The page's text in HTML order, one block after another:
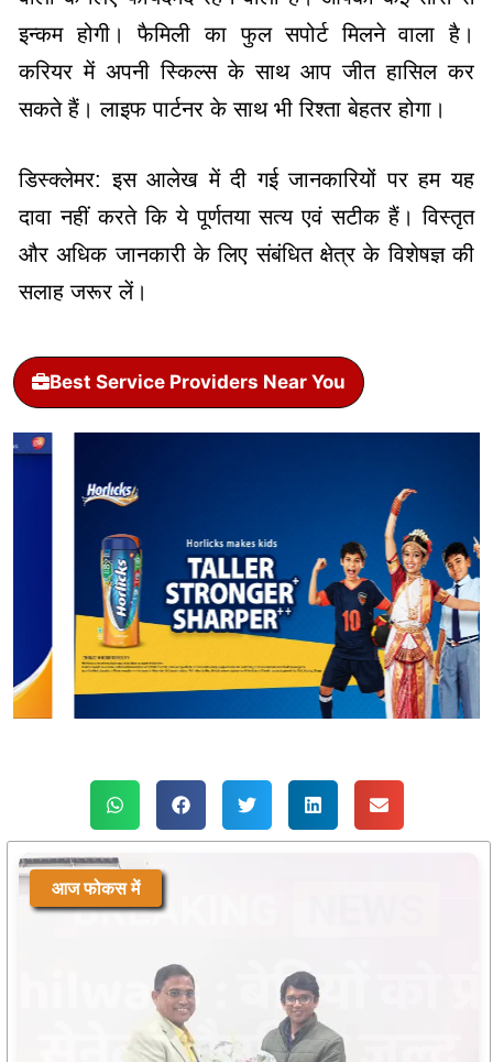
इन्कम होगी। फैमिली का फुल सपोर्ट मिलने वाला है।
करियर में अपनी स्किल्स के साथ आप जीत हासिल कर
सकते हैं। लाइफ पार्टनर के साथ भी रिश्ता बेहतर होगा।
डिस्क्लेमर: इस आलेख में दी गई जानकारियों पर हम यह
दावा नहीं करते कि ये पूर्णतया सत्य एवं सटीक हैं। विस्तृत
और अधिक जानकारी के लिए संबंधित क्षेत्र के विशेषज्ञ की
सलाह जरूर लें।
Best Service Providers Near You
आज फोकस में